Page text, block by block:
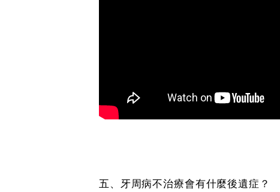
五、牙周病不治療會有什麼後遺症？